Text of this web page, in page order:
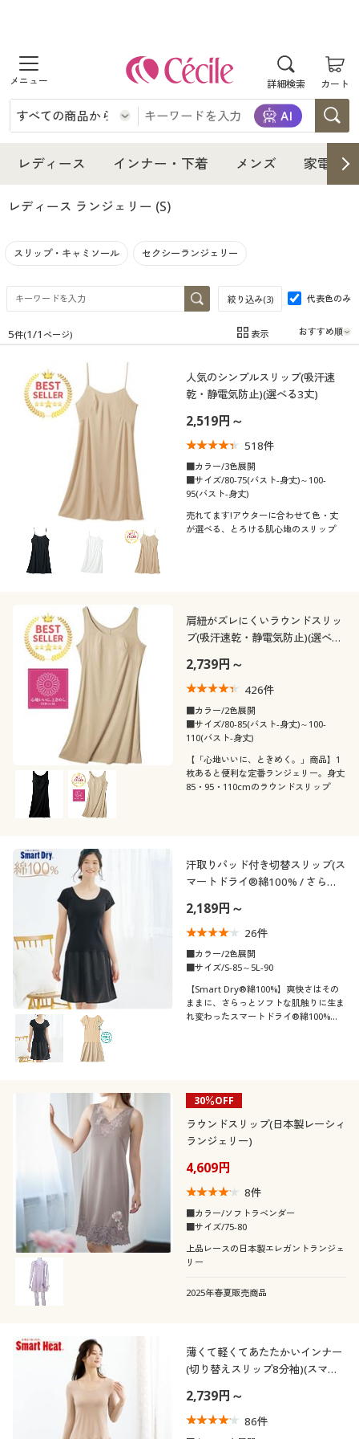
詳細検索 カート
商品を探す
レディース
レディースファッション
女性下着
インナー・下着
インナー・下着通販すべて
女性下着
メンズ下着
ジュニア・ティーンズ下着
メンズ
メンズ通販すべて
メンズファッション
メンズ下着
家電・雑貨
家電・雑貨すべて
家電
キッチン・雑貨・日用品
寝具・インテリア・家具
寝具・インテリア・家具通販すべて
家具・収納
寝具・ベッド
カーテン・ラグ・ファブリック
美容・健康
美容・健康通販すべて
美容・健康・サプリメント
制服・スクール
制服・スクールすべて
制服・学生服
ジュニア・ティーンズ下着
大きいサイズ
大きいサイズ通販すべて
大きいサイズ レディース服
大きいサイズ レディース下着
大きいサイズ 事務・制服
バーゲンセール
シークレットセール
詳細検索
商品カテゴリ一覧
カタログ・チラシからのご注文
デジタルカタログ
カタログ無料プレゼント
会員メニュー
マイページ
閲覧履歴
お気に入り
サポート
ご利用ガイド
よくある質問とお問い合わせ
レディース インナー・下着 メンズ 家電・
レディース ランジェリー (S)
スリップ・キャミソール セクシーランジェリー
絞り込み(3) 代表色のみ
在庫 在庫のある商品のみ表示
カテゴリ
(4〜4.9)
レディースサ
イズ
S M
カラー
こだわり条件
で絞り込む
柄・デザイン
無地 スリット
襟・ネック
袖
素材
レース
機能・特徴
吸汗速乾
える)
抗菌防臭 ストレッチ
テイスト
エレガント ナチュラル
着用感
レギュラー
年代
40代
冬
価格
解除する
5件(1/1 ページ) 表示
人気のシンプルスリップ(吸汗速
乾・静電気防止)(選べる3丈)
2,519円～
518件
■カラー/3色展開
■サイズ/80-75(バスト-身丈)～100-
95(バスト-身丈)
売れてます!アウターに合わせて色・丈
が選べる、とろける肌心地のスリップ
肩紐がズレにくいラウンドスリッ
プ(吸汗速乾・静電気防止)(選べる
2,739円～
426件
■カラー/2色展開
■サイズ/80-85(バスト-身丈)～100-
110(バスト-身丈)
【「心地いいに、ときめく。」商品】1
枚あると便利な定番ランジェリー。身丈
85・95・110cmのラウンドスリップ
汗取りパッド付き切替スリップ(ス
マートドライ®綿100% / さらっ
2,189円～
26件
■カラー/2色展開
■サイズ/S-85～5L-90
【Smart Dry®綿100%】爽快さはその
ままに、さらっとソフトな肌触りに生ま
れ変わったスマートドライ®綿100%。
30％OFF
ラウンドスリップ(日本製レーシィ
ランジェリー)
4,609円
8件
■カラー/ソフトラベンダー
■サイズ/75-80
上品レースの日本製エレガントランジェ
リー
2025年春夏販売商品
薄くて軽くてあたたかいインナー
(切り替えスリップ8分袖)(スマー
2,739円～
86件